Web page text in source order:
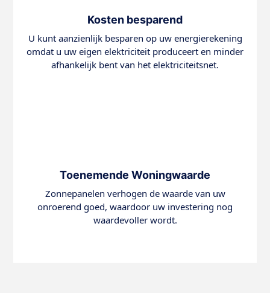
Kosten besparend
U kunt aanzienlijk besparen op uw energierekening
omdat u uw eigen elektriciteit produceert en minder
afhankelijk bent van het elektriciteitsnet.
Toenemende Woningwaarde
Zonnepanelen verhogen de waarde van uw
onroerend goed, waardoor uw investering nog
waardevoller wordt.